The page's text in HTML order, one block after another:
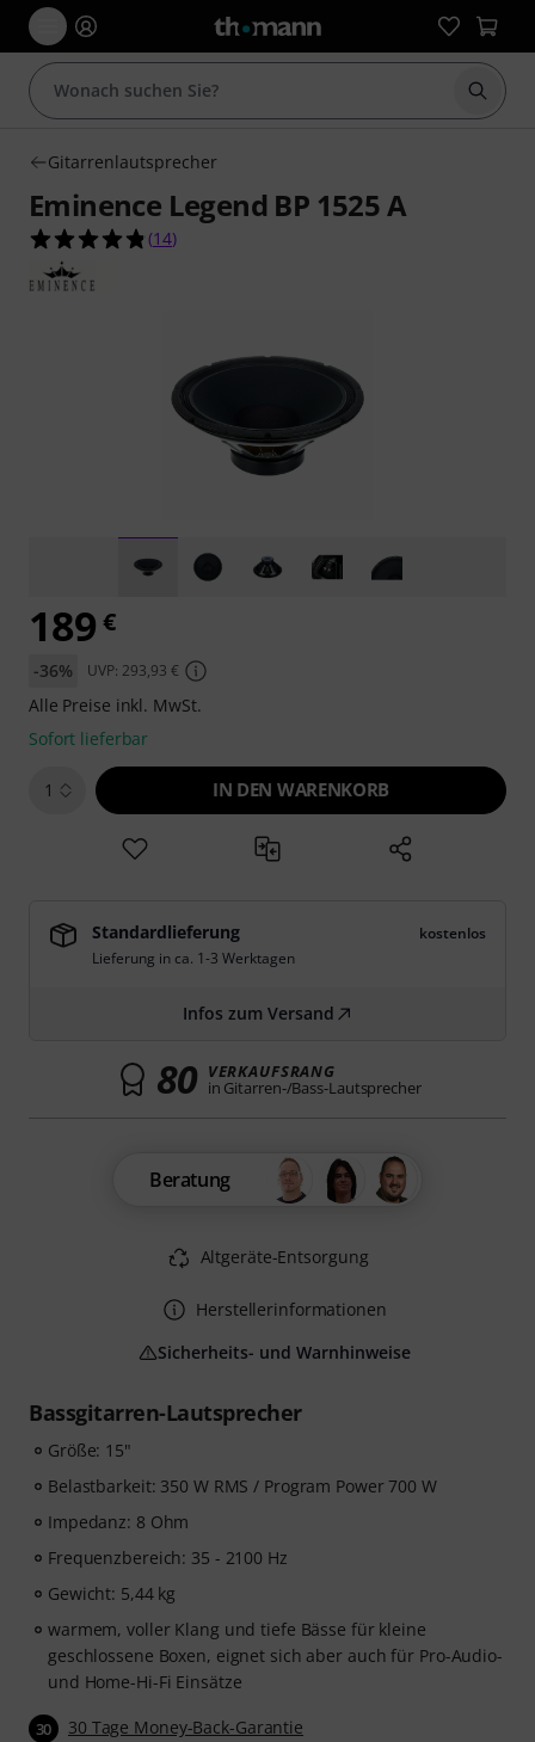
Suche
Gitarrenlautsprecher
Eminence Legend BP 1525 A
4.8 von 5 Sternen aus 14 Kundenbewertungen
(14)
Bassgitarren-Lautsprecher
Größe: 15"
Belastbarkeit: 350 W RMS / Program Power 700 W
Impedanz: 8 Ohm
Frequenzbereich: 35 - 2100 Hz
Gewicht: 5,44 kg
warmem, voller Klang und tiefe Bässe für kleine
geschlossene Boxen, eignet sich aber auch für Pro-Audio-
und Home-Hi-Fi Einsätze
30 30 Tage Money-Back-Garantie
189 €
-36% UVP: 293,93 €
Alle Preise inkl. MwSt.
Sofort lieferbar
1 IN DEN WARENKORB
Standardlieferung
kostenlos
Lieferung in ca. 1-3 Werktagen
Infos zum Versand
80 VERKAUFSRANG
in Gitarren-/Bass-Lautsprecher
Beratung
Altgeräte-Entsorgung
Herstellerinformationen
Sicherheits- und Warnhinweise